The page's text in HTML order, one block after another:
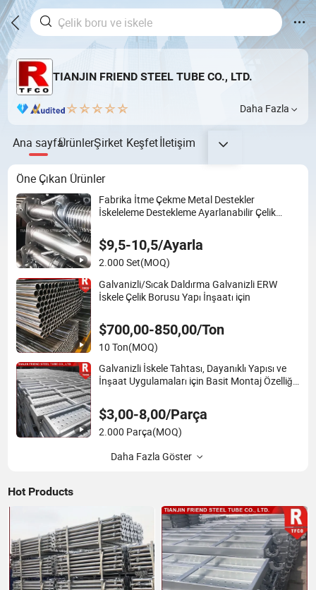
TIANJIN FRIEND STEEL TUBE CO., LTD.
Daha Fazla
Ana sayfaÜrünlerŞirket Keşfetİletişim
Öne Çıkan Ürünler
Fabrika İtme Çekme Metal Destekler
İskeleleme Destekleme Ayarlanabilir Çelik
$9,5-10,5/Ayarla
2.000 Set(MOQ)
Galvanizli/Sıcak Daldırma Galvanizli ERW
İskele Çelik Borusu Yapı İnşaatı için
$700,00-850,00/Ton
10 Ton(MOQ)
Galvanizli İskele Tahtası, Dayanıklı Yapısı ve
İnşaat Uygulamaları için Basit Montaj Özelliği
$3,00-8,00/Parça
2.000 Parça(MOQ)
Daha Fazla Göster
Hot Products